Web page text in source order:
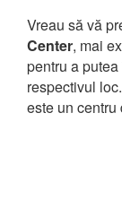
Vreau să vă
Center, mai
pentru a
respectivul
este un